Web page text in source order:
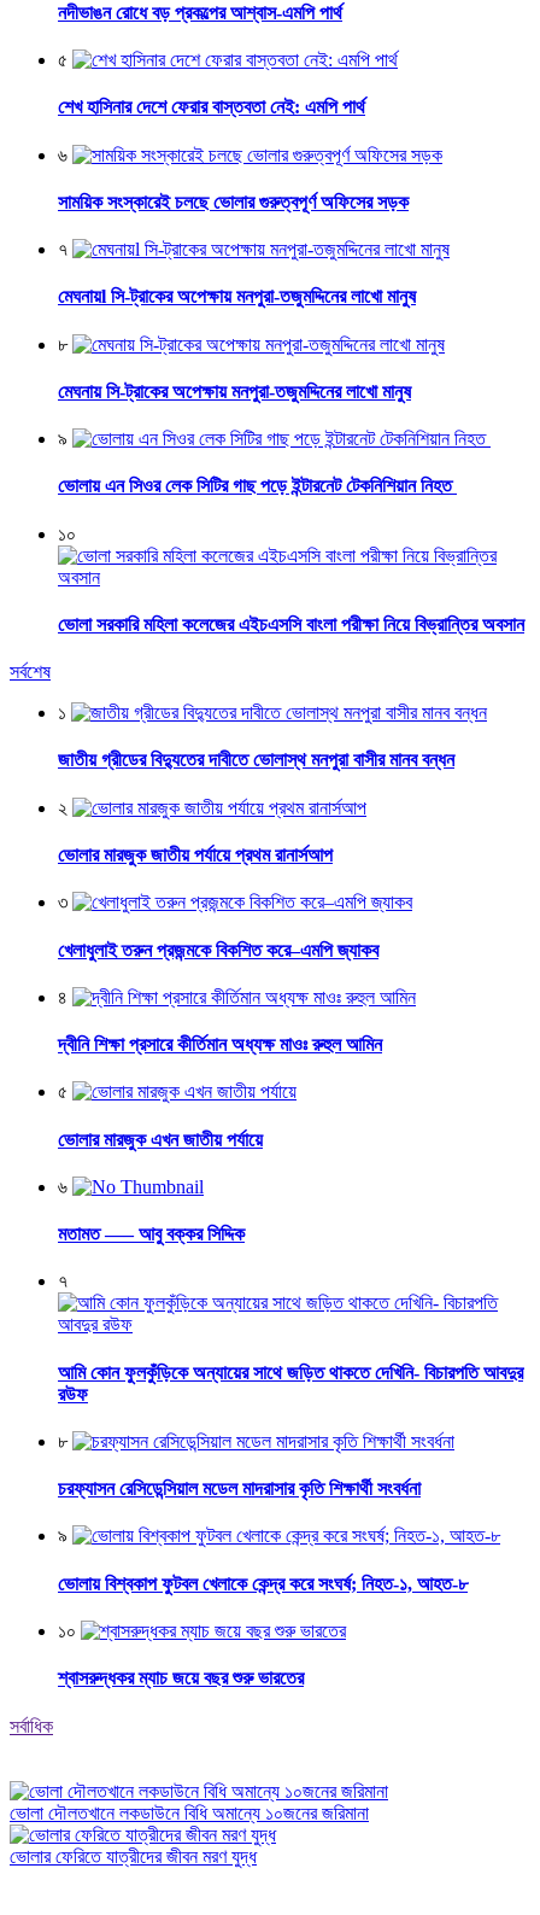
নদীভাঙন রোধে বড় প্রকল্পের আশ্বাস-এমপি পার্থ
৫
শেখ হাসিনার দেশে ফেরার বাস্তবতা নেই: এমপি পার্থ
৬
সাময়িক সংস্কারেই চলছে ভোলার গুরুত্বপূর্ণ অফিসের সড়ক
৭
মেঘনায়l সি-ট্রাকের অপেক্ষায় মনপুরা-তজুমদ্দিনের লাখো মানুষ
৮
মেঘনায় সি-ট্রাকের অপেক্ষায় মনপুরা-তজুমদ্দিনের লাখো মানুষ
৯
ভোলায় এন সিওর লেক সিটির গাছ পড়ে ইন্টারনেট টেকনিশিয়ান নিহত
১০
ভোলা সরকারি মহিলা কলেজের এইচএসসি বাংলা পরীক্ষা নিয়ে বিভ্রান্তির অবসান
সর্বশেষ
১
জাতীয় গ্রীডের বিদ্যুতের দাবীতে ভোলাস্থ মনপুরা বাসীর মানব বন্ধন
২
ভোলার মারজুক জাতীয় পর্যায়ে প্রথম রানার্সআপ
৩
খেলাধুলাই তরুন প্রজন্মকে বিকশিত করে–এমপি জ্যাকব
৪
দ্বীনি শিক্ষা প্রসারে কীর্তিমান অধ্যক্ষ মাওঃ রুহুল আমিন
৫
ভোলার মারজুক এখন জাতীয় পর্যায়ে
৬
মতামত —– আবু বক্কর সিদ্দিক
৭
আমি কোন ফুলকুঁড়িকে অন্যায়ের সাথে জড়িত থাকতে দেখিনি- বিচারপতি আবদুর
রউফ
৮
চরফ্যাসন রেসিডেন্সিয়াল মডেল মাদরাসার কৃতি শিক্ষার্থী সংবর্ধনা
৯
ভোলায় বিশ্বকাপ ফুটবল খেলাকে কেন্দ্র করে সংঘর্ষ; নিহত-১, আহত-৮
১০
শ্বাসরুদ্ধকর ম্যাচ জয়ে বছর শুরু ভারতের
সর্বাধিক
ভোলা দৌলতখানে লকডাউনে বিধি অমান্যে ১০জনের জরিমানা
ভোলার ফেরিতে যাত্রীদের জীবন মরণ যুদ্ধ